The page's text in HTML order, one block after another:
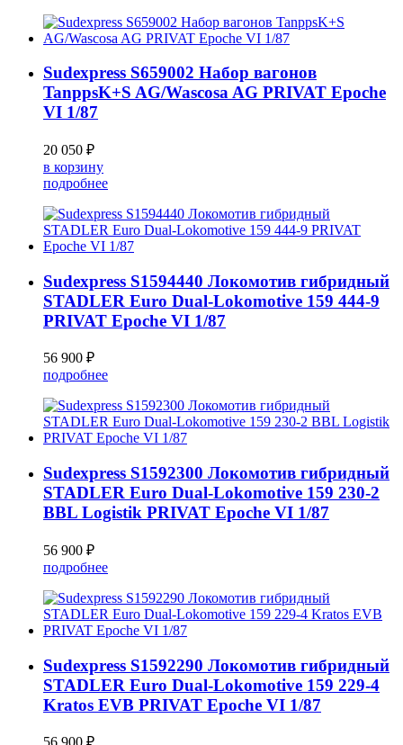
Sudexpress S659002 Набор вагонов
TanppsK+S AG/Wascosa AG PRIVAT Epoche
VI 1/87
20 050 ₽
в корзину
подробнее
Sudexpress S1594440 Локомотив гибридный
STADLER Euro Dual-Lokomotive 159 444-9
PRIVAT Epoche VI 1/87
56 900 ₽
подробнее
Sudexpress S1592300 Локомотив гибридный
STADLER Euro Dual-Lokomotive 159 230-2
BBL Logistik PRIVAT Epoche VI 1/87
56 900 ₽
подробнее
Sudexpress S1592290 Локомотив гибридный
STADLER Euro Dual-Lokomotive 159 229-4
Kratos EVB PRIVAT Epoche VI 1/87